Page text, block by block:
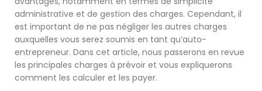
administrative et de gestion des charges. Cependant, il
est important de ne pas négliger les autres charges
auxquelles vous serez soumis en tant qu’auto-
entrepreneur. Dans cet article, nous passerons en revue
les principales charges à prévoir et vous expliquerons
comment les calculer et les payer.